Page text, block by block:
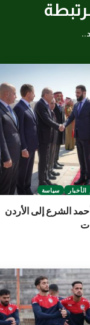
الأخبار سياسة
الشرع إلى الأردن